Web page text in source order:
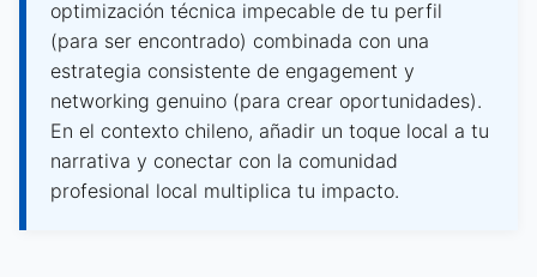
optimización técnica impecable de tu perfil
(para ser encontrado) combinada con una
estrategia consistente de engagement y
networking genuino (para crear oportunidades).
En el contexto chileno, añadir un toque local a tu
narrativa y conectar con la comunidad
profesional local multiplica tu impacto.